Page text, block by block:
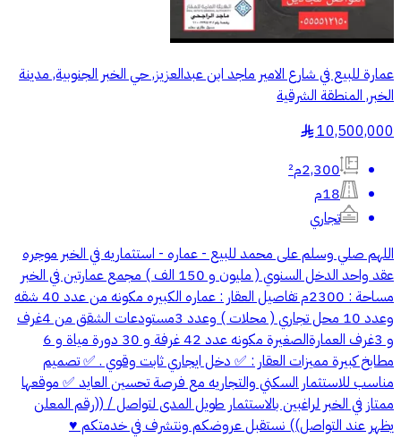
عمارة للبيع في شارع الامير ماجد ابن عبدالعزيز, حي الخبر الجنوبية, مدينة
الخبر, المنطقة الشرقية
10,500,000
§
2,300م²
18م
تجاري
اللهم صلي وسلم على محمد للبيع - عماره - استثماريه في الخبر موجره
عقد واحد الدخل السنوي ( مليون و 150 الف ) مجمع عمارتين في الخبر
مساحة : 2300م تفاصيل العقار : عماره الكبيره مكونه من عدد 40 شقه
وعدد 10 محل تجاري ( محلات ) وعدد 3مستودعات الشقق من 4غرف
و 3غرف العمارةالصغيرة مكونه عدد 42 غرفة و 30 دورة مياة و 6
مطابخ كبيرة مميزات العقار : ✅ دخل ايجاري ثابت وقوي . ✅ تصميم
مناسب للاستثمار السكني والتجاريه مع فرصة تحسين العايد ✅ موقعها
ممتاز في الخبر لراغبين بالاستثمار طويل المدى لتواصل / ((رقم المعلن
يظهر عند التواصل)) نستقبل عروضكم ونتشرف في خدمتكم ♥️